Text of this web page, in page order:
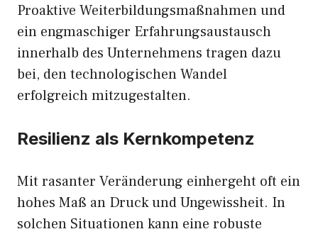
Proaktive Weiterbildungsmaßnahmen und
ein engmaschiger Erfahrungsaustausch
innerhalb des Unternehmens tragen dazu
bei, den technologischen Wandel
erfolgreich mitzugestalten.
Resilienz als Kernkompetenz
Mit rasanter Veränderung einhergeht oft ein
hohes Maß an Druck und Ungewissheit. In
solchen Situationen kann eine robuste